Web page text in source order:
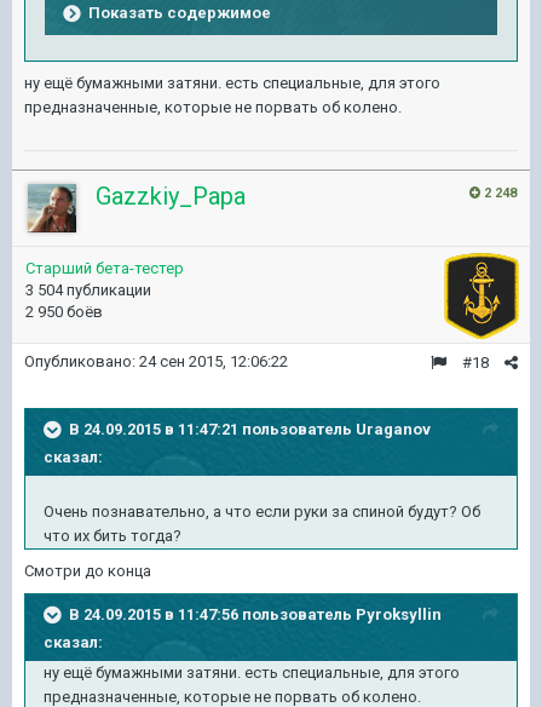
Показать содержимое
ну ещё бумажными затяни. есть специальные, для этого
предназначенные, которые не порвать об колено.
2 248
Gazzkiy_Papa
Старший бета-тестер
3 504 публикации
2 950 боёв
#18
Опубликовано: 24 сен 2015, 12:06:22
В 24.09.2015 в 11:47:21 пользователь Uraganov
сказал:
Очень познавательно, а что если руки за спиной будут? Об
что их бить тогда?
Смотри до конца
В 24.09.2015 в 11:47:56 пользователь Pyroksyllin
сказал:
ну ещё бумажными затяни. есть специальные, для этого
предназначенные, которые не порвать об колено.